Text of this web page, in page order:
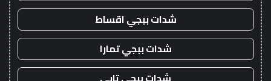
شدات ببجي اقساط
شدات ببجي تمارا